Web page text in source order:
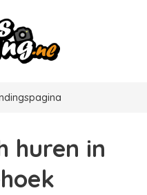
huren in